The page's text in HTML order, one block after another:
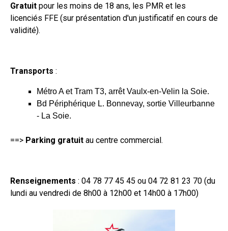
Gratuit pour les moins de 18 ans, les PMR et les
licenciés FFE (sur présentation d'un justificatif en cours de
validité).
Transports :
Métro A et Tram T3, arrêt Vaulx-en-Velin la Soie.
Bd Périphérique L. Bonnevay, sortie Villeurbanne
- La Soie.
==> Parking gratuit au centre commercial.
Renseignements : 04 78 77 45 45 ou 04 72 81 23 70 (du
lundi au vendredi de 8h00 à 12h00 et 14h00 à 17h00)